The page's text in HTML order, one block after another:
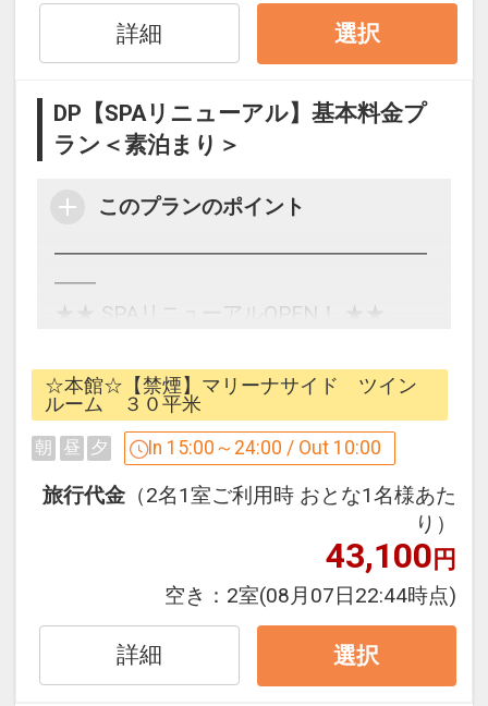
（通常営業時間…11:00～深夜1:00）
（朝風呂営業時間…5:00～9:00）
950円/1名様 の追加料金にてご利用いた
だけます。
※浴室清掃時間(深夜1:00～5:00)はご利
用いただけません。
※4階SPA(大浴場)は、4歳未満のお子
様、おむつを着用の方はご利用いただけ
ません。
※4階SPA(大浴場)は、7歳以上・身長
ただけません。
※5階SPA+内の各種岩盤浴・サウナは、
中学生未満のお子様はご利用いただけま
せん。
※タトゥーをされている方は当社指定の
カバーシールで隠せる場合はご利用可能
【ご予約完了後の朝食追加について】
素泊りプランでご予約いただいても、朝
食バイキングの追加が可能です。
（チェックイン時にフロントにてお申し
詳細 選択
DP【SPAリニューアル】基本料金プ
ラン＜素泊まり＞
このプランのポイント
━━━━━━━━━━━━━━━━━━
━━
★★ SPAリニューアルOPEN！ ★★
━━━━━━━━━━━━━━━━━━
━━
ご宿泊のみのシンプルなプランです。
・ご宿泊のお客様は【本館4階SPA(大浴
場)】を料金不要でご利用いただけま
（通常営業時間…11:00～深夜1:00）
☆本館☆【禁煙】マリーナサイド ツイン
ルーム ３０平米
朝 昼 夕 In 15:00～24:00 / Out 10:00
旅行代金 （2名1室ご利用時 おとな1名様あた
り）
43,100円
空き： 2室(08月07日22:44時点)
詳細 選択